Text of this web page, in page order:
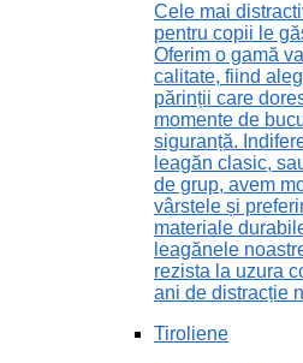
Cele mai
pentru copii le
Oferim o gamă
calitate, fiind
părinții care
momente de
siguranță.
leagăn clasic,
de grup, avem
vârstele și
materiale
leagănele
rezista la uzura
ani de distracție
Tiroliene